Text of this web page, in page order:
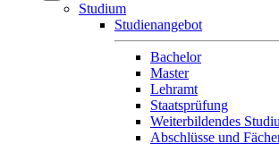
Studium
Studienangebot
Bachelor
Master
Lehramt
Staatsprüfung
Weiterbildendes
Abschlüsse und